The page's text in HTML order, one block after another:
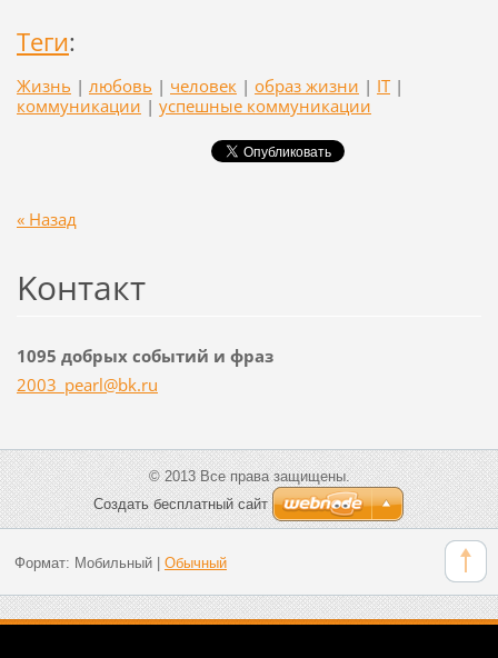
Теги:
Жизнь | любовь | человек | образ жизни | IT |
коммуникации | успешные коммуникации
« Назад
Koнтакт
1095 добрых событий и фраз
2003_pearl@bk.ru
© 2013 Все права защищены.
Создать бесплатный сайт
Формат: Мобильный| Обычный